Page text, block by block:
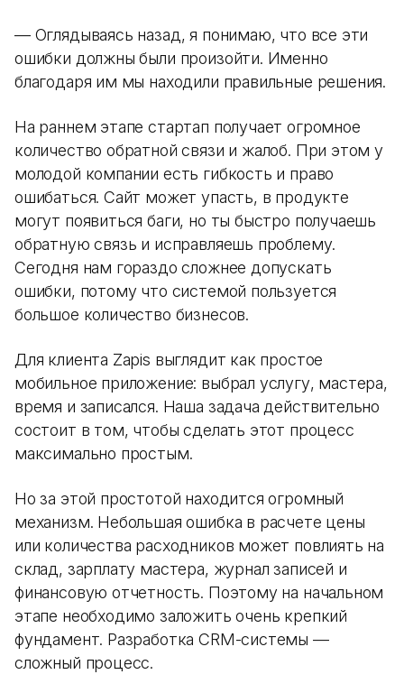
— Оглядываясь назад, я понимаю, что все эти
ошибки должны были произойти. Именно
благодаря им мы находили правильные решения.
На раннем этапе стартап получает огромное
количество обратной связи и жалоб. При этом у
молодой компании есть гибкость и право
ошибаться. Сайт может упасть, в продукте
могут появиться баги, но ты быстро получаешь
обратную связь и исправляешь проблему.
Сегодня нам гораздо сложнее допускать
ошибки, потому что системой пользуется
большое количество бизнесов.
Для клиента Zapis выглядит как простое
мобильное приложение: выбрал услугу, мастера,
время и записался. Наша задача действительно
состоит в том, чтобы сделать этот процесс
максимально простым.
Но за этой простотой находится огромный
механизм. Небольшая ошибка в расчете цены
или количества расходников может повлиять на
склад, зарплату мастера, журнал записей и
финансовую отчетность. Поэтому на начальном
этапе необходимо заложить очень крепкий
фундамент. Разработка CRM-системы —
сложный процесс.